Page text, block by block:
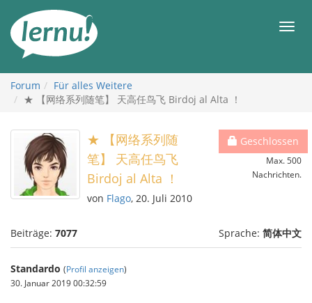
Inhalt
Forum
Für alles Weitere
★ 【网络系列随笔】 天高任鸟飞 Birdoj al Alta ！
Geschlossen
Max. 500
Nachrichten.
★ 【网络系列随
笔】 天高任鸟飞
Birdoj al Alta ！
von Flago, 20. Juli 2010
Beiträge: 7077 Sprache: 简体中文
Standardo (Profil anzeigen)
30. Januar 2019 00:32:59